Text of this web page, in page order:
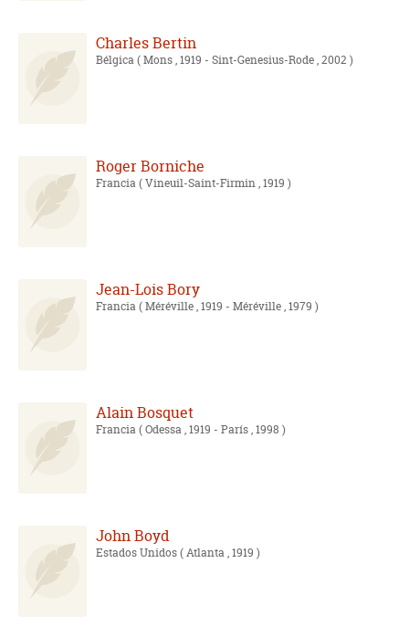
Charles Bertin
Bélgica( Mons , 1919 - Sint-Genesius-Rode , 2002 )
Roger Borniche
Francia( Vineuil-Saint-Firmin , 1919 )
Jean-Lois Bory
Francia( Méréville , 1919 - Méréville , 1979 )
Alain Bosquet
Francia( Odessa , 1919 - París , 1998 )
John Boyd
Estados Unidos( Atlanta , 1919 )